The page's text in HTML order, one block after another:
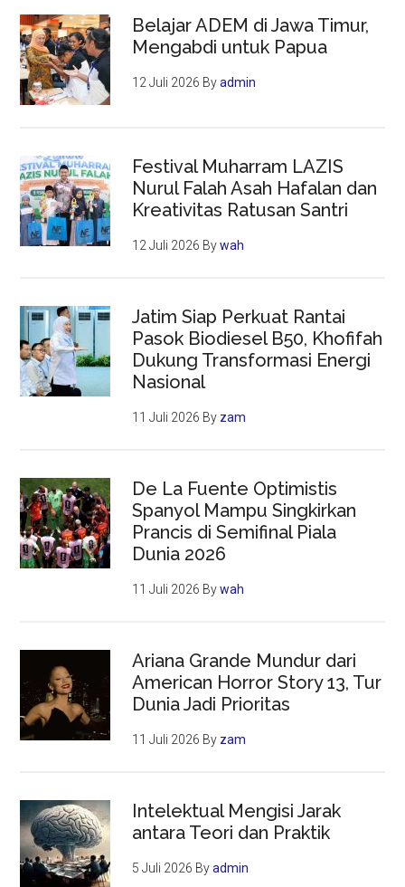
Belajar ADEM di Jawa Timur,
Mengabdi untuk Papua
12 Juli 2026 Byadmin
Festival Muharram LAZIS
Nurul Falah Asah Hafalan dan
Kreativitas Ratusan Santri
12 Juli 2026 Bywah
Jatim Siap Perkuat Rantai
Pasok Biodiesel B50, Khofifah
Dukung Transformasi Energi
Nasional
11 Juli 2026 By zam
De La Fuente Optimistis
Spanyol Mampu Singkirkan
Prancis di Semifinal Piala
Dunia 2026
11 Juli 2026 Bywah
Ariana Grande Mundur dari
American Horror Story 13, Tur
Dunia Jadi Prioritas
11 Juli 2026 By zam
Intelektual Mengisi Jarak
antara Teori dan Praktik
5 Juli 2026 Byadmin